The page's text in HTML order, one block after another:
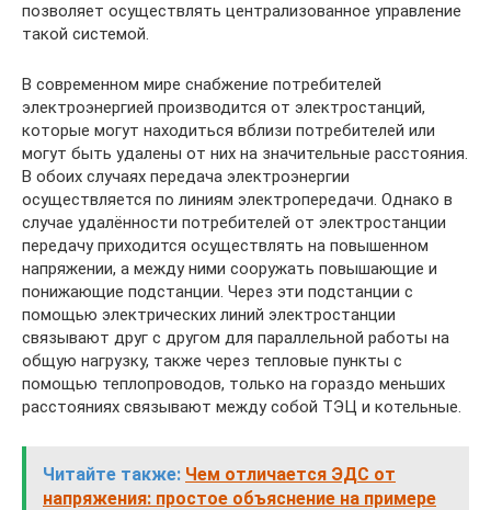
позволяет осуществлять централизованное управление
такой системой.
В современном мире снабжение потребителей
электроэнергией производится от электростанций,
которые могут находиться вблизи потребителей или
могут быть удалены от них на значительные расстояния.
В обоих случаях передача электроэнергии
осуществляется по линиям электропередачи. Однако в
случае удалённости потребителей от электростанции
передачу приходится осуществлять на повышенном
напряжении, а между ними сооружать повышающие и
понижающие подстанции. Через эти подстанции с
помощью электрических линий электростанции
связывают друг с другом для параллельной работы на
общую нагрузку, также через тепловые пункты с
помощью теплопроводов, только на гораздо меньших
расстояниях связывают между собой ТЭЦ и котельные.
Читайте также: Чем отличается ЭДС от
напряжения: простое объяснение на примере